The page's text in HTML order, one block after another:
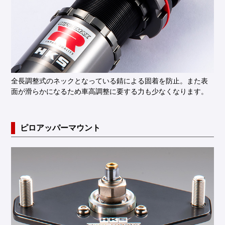
全長調整式のネックとなっている錆による固着を防止。また表
面が滑らかになるため車高調整に要する力も少なくなります。
ピロアッパーマウント